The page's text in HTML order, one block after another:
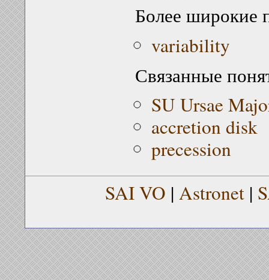
Более широкие
variability
Связанные
SU Ursae
accretion disk
precession
SAI VO | Astronet |